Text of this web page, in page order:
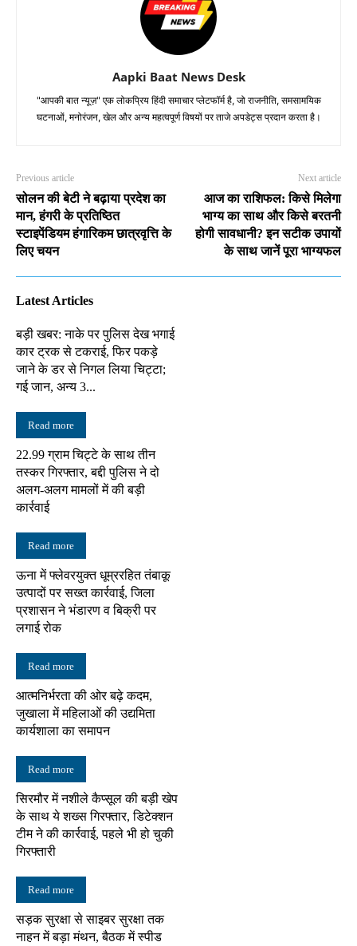
Aapki Baat News Desk
"आपकी बात न्यूज़" एक लोकप्रिय हिंदी समाचार प्लेटफॉर्म है, जो राजनीति, समसामयिक
घटनाओं, मनोरंजन, खेल और अन्य महत्वपूर्ण विषयों पर ताजे अपडेट्स प्रदान करता है।
Previous article
सोलन की बेटी ने बढ़ाया प्रदेश का
मान, हंगरी के प्रतिष्ठित
स्टाइपेंडियम हंगारिकम छात्रवृत्ति के
लिए चयन
Next article
आज का राशिफल: किसे मिलेगा
भाग्य का साथ और किसे बरतनी
होगी सावधानी? इन सटीक उपायों
के साथ जानें पूरा भाग्यफल
Latest Articles
बड़ी खबर: नाके पर पुलिस देख भगाई
कार ट्रक से टकराई, फिर पकड़े
जाने के डर से निगल लिया चिट्टा;
गई जान, अन्य 3...
Read more
22.99 ग्राम चिट्टे के साथ तीन
तस्कर गिरफ्तार, बद्दी पुलिस ने दो
अलग-अलग मामलों में की बड़ी
कार्रवाई
Read more
ऊना में फ्लेवरयुक्त धूम्ररहित तंबाकू
उत्पादों पर सख्त कार्रवाई, जिला
प्रशासन ने भंडारण व बिक्री पर
लगाई रोक
Read more
आत्मनिर्भरता की ओर बढ़े कदम,
जुखाला में महिलाओं की उद्यमिता
कार्यशाला का समापन
Read more
सिरमौर में नशीले कैप्सूल की बड़ी खेप
के साथ ये शख्स गिरफ्तार, डिटेक्शन
टीम ने की कार्रवाई, पहले भी हो चुकी
गिरफ्तारी
Read more
सड़क सुरक्षा से साइबर सुरक्षा तक
नाहन में बड़ा मंथन, बैठक में स्पीड